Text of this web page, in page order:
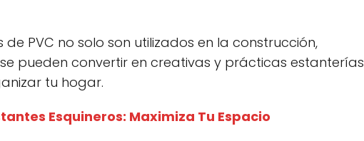
de PVC no solo son utilizados en la construcción,
pueden convertir en creativas y prácticas estanterías
tu hogar.
Esquineros: Maximiza Tu Espacio